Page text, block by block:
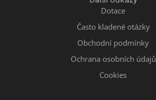
Dotace
Často kladené otázky
Obchodní podmínky
Ochrana osobních údajů
Cookies